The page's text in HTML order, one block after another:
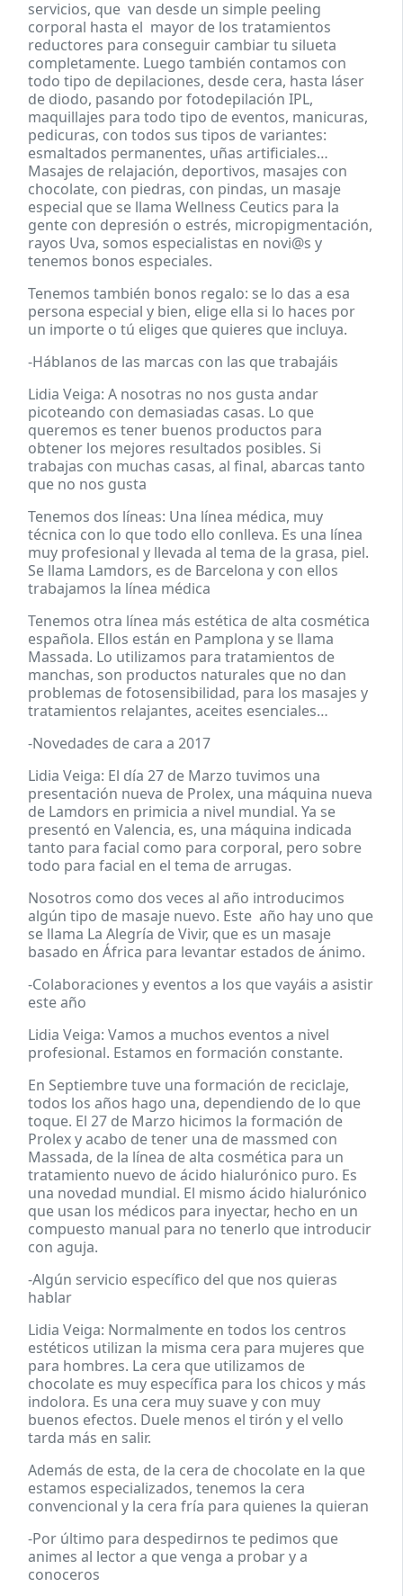
servicios, que van desde un simple peeling
corporal hasta el mayor de los tratamientos
reductores para conseguir cambiar tu silueta
completamente. Luego también contamos con
todo tipo de depilaciones, desde cera, hasta láser
de diodo, pasando por fotodepilación IPL,
maquillajes para todo tipo de eventos, manicuras,
pedicuras, con todos sus tipos de variantes:
esmaltados permanentes, uñas artificiales…
Masajes de relajación, deportivos, masajes con
chocolate, con piedras, con pindas, un masaje
especial que se llama Wellness Ceutics para la
gente con depresión o estrés, micropigmentación,
rayos Uva, somos especialistas en novi@s y
tenemos bonos especiales.
Tenemos también bonos regalo: se lo das a esa
persona especial y bien, elige ella si lo haces por
un importe o tú eliges que quieres que incluya.
-Háblanos de las marcas con las que trabajáis
Lidia Veiga: A nosotras no nos gusta andar
picoteando con demasiadas casas. Lo que
queremos es tener buenos productos para
obtener los mejores resultados posibles. Si
trabajas con muchas casas, al final, abarcas tanto
que no nos gusta
Tenemos dos líneas: Una línea médica, muy
técnica con lo que todo ello conlleva. Es una línea
muy profesional y llevada al tema de la grasa, piel.
Se llama Lamdors, es de Barcelona y con ellos
trabajamos la línea médica
Tenemos otra línea más estética de alta cosmética
española. Ellos están en Pamplona y se llama
Massada. Lo utilizamos para tratamientos de
manchas, son productos naturales que no dan
problemas de fotosensibilidad, para los masajes y
tratamientos relajantes, aceites esenciales…
-Novedades de cara a 2017
Lidia Veiga: El día 27 de Marzo tuvimos una
presentación nueva de Prolex, una máquina nueva
de Lamdors en primicia a nivel mundial. Ya se
presentó en Valencia, es, una máquina indicada
tanto para facial como para corporal, pero sobre
todo para facial en el tema de arrugas.
Nosotros como dos veces al año introducimos
algún tipo de masaje nuevo. Este año hay uno que
se llama La Alegría de Vivir, que es un masaje
basado en África para levantar estados de ánimo.
-Colaboraciones y eventos a los que vayáis a asistir
este año
Lidia Veiga: Vamos a muchos eventos a nivel
profesional. Estamos en formación constante.
En Septiembre tuve una formación de reciclaje,
todos los años hago una, dependiendo de lo que
toque. El 27 de Marzo hicimos la formación de
Prolex y acabo de tener una de massmed con
Massada, de la línea de alta cosmética para un
tratamiento nuevo de ácido hialurónico puro. Es
una novedad mundial. El mismo ácido hialurónico
que usan los médicos para inyectar, hecho en un
compuesto manual para no tenerlo que introducir
con aguja.
-Algún servicio específico del que nos quieras
hablar
Lidia Veiga: Normalmente en todos los centros
estéticos utilizan la misma cera para mujeres que
para hombres. La cera que utilizamos de
chocolate es muy específica para los chicos y más
indolora. Es una cera muy suave y con muy
buenos efectos. Duele menos el tirón y el vello
tarda más en salir.
Además de esta, de la cera de chocolate en la que
estamos especializados, tenemos la cera
convencional y la cera fría para quienes la quieran
-Por último para despedirnos te pedimos que
animes al lector a que venga a probar y a
conoceros